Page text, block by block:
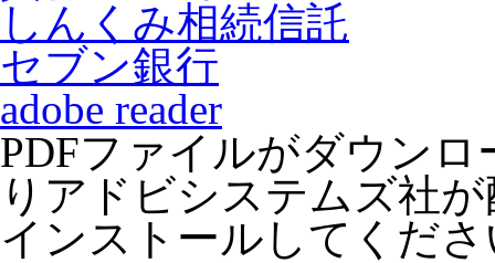
しんくみ相続信託
セブン銀行
adobe reader
PDFファイルがダウン
りアドビシステムズ社が
インストールしてくだ